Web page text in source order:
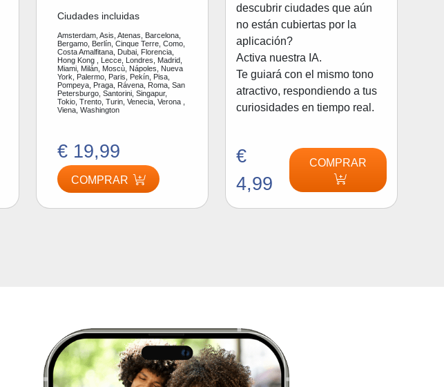
Ciudades incluidas
Amsterdam, Asis, Atenas, Barcelona,
Bergamo, Berlín, Cinque Terre, Como,
Costa Amalfitana, Dubai, Florencia,
Hong Kong , Lecce, Londres, Madrid,
Miami, Milán, Moscù, Nápoles, Nueva
York, Palermo, Paris, Pekín, Pisa,
Pompeya, Praga, Rávena, Roma, San
Petersburgo, Santorini, Singapur,
Tokio, Trento, Turin, Venecia, Verona ,
Viena, Washington
€ 19,99
COMPRAR
descubrir ciudades que aún
no están cubiertas por la
aplicación?
Activa nuestra IA.
Te guiará con el mismo tono
atractivo, respondiendo a tus
curiosidades en tiempo real.
€
4,99
COMPRAR